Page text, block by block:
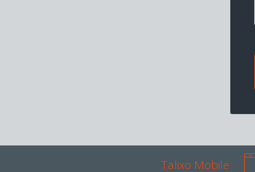
Talixo Mobile